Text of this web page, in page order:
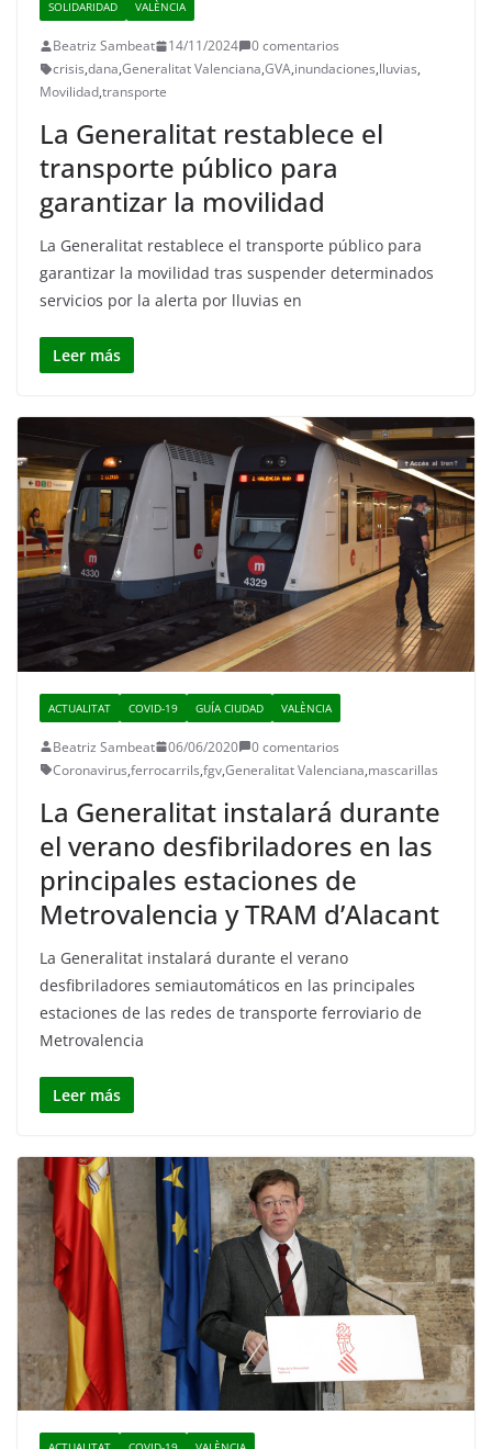
SOLIDARIDAD
VALÈNCIA
Beatriz Sambeat 14/11/2024
0 comentarios
crisis,dana,Generalitat Valenciana,GVA,inundaciones,lluvias,
Movilidad,transporte
La Generalitat restablece el
transporte público para
garantizar la movilidad
La Generalitat restablece el transporte público para
garantizar la movilidad tras suspender determinados
servicios por la alerta por lluvias en
Leer más
ACTUALITAT COVID-19 GUÍA CIUDAD VALÈNCIA
Beatriz Sambeat 06/06/2020
0 comentarios
Coronavirus,ferrocarrils,fgv,Generalitat Valenciana,mascarillas
La Generalitat instalará durante
el verano desfibriladores en las
principales estaciones de
Metrovalencia y TRAM d’Alacant
La Generalitat instalará durante el verano
desfibriladores semiautomáticos en las principales
estaciones de las redes de transporte ferroviario de
Metrovalencia
Leer más